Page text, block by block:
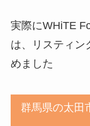
実際にWHiTE
は、リスティン
めました
群馬県の太田